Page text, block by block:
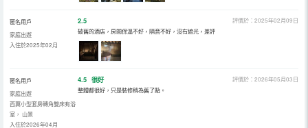
匿名用戶
家庭出遊
入住於2025年02月
2.5
評價於：2025年02月09日
破舊的酒店，房間保溫不好，隔音不好，沒有遮光，差評
匿名用戶
家庭出遊
西翼小型套房轉角雙床有浴
室， 山景
入住於2026年04月
4.5 很好
評價於：2026年05月03日
整體都很好，只是裝修稍為舊了點。